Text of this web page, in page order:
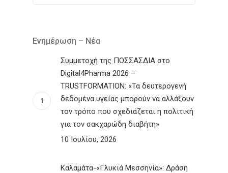
Ενημέρωση – Νέα
Συμμετοχή της ΠΟΣΣΑΣΔΙΑ στο
Digital4Pharma 2026 –
TRUSTFORMATION: «Τα δευτερογενή
δεδομένα υγείας μπορούν να αλλάξουν
τον τρόπο που σχεδιάζεται η πολιτική
για τον σακχαρώδη διαβήτη»
10 Ιουλίου, 2026
Καλαμάτα-«Γλυκιά Μεσσηνία»: Δράση